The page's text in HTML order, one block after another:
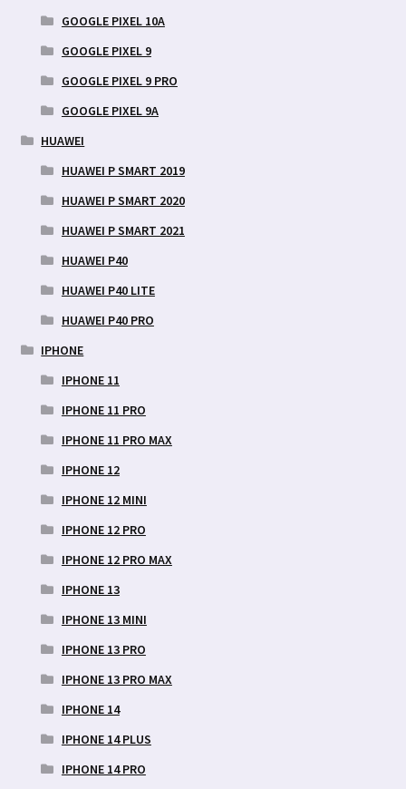
GOOGLE PIXEL 10A
GOOGLE PIXEL 9
GOOGLE PIXEL 9 PRO
GOOGLE PIXEL 9A
HUAWEI
HUAWEI P SMART 2019
HUAWEI P SMART 2020
HUAWEI P SMART 2021
HUAWEI P40
HUAWEI P40 LITE
HUAWEI P40 PRO
IPHONE
IPHONE 11
IPHONE 11 PRO
IPHONE 11 PRO MAX
IPHONE 12
IPHONE 12 MINI
IPHONE 12 PRO
IPHONE 12 PRO MAX
IPHONE 13
IPHONE 13 MINI
IPHONE 13 PRO
IPHONE 13 PRO MAX
IPHONE 14
IPHONE 14 PLUS
IPHONE 14 PRO